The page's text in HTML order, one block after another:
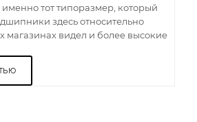
тот типоразмер, который
здесь относительно
магазинах видел и более высокие